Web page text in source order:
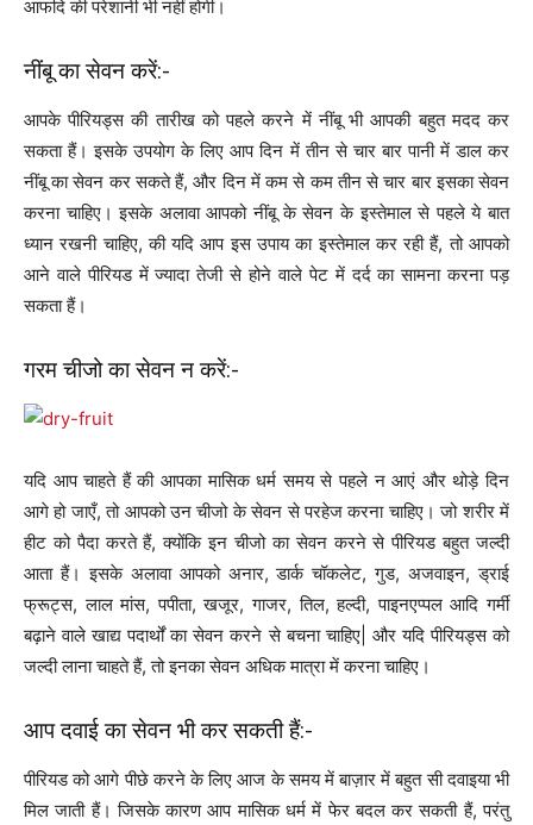
आफदि की परेशानी भी नहीं होगी।
नींबू का सेवन करें:-
आपके पीरियड्स की तारीख को पहले करने में नींबू भी आपकी बहुत मदद कर
सकता हैं। इसके उपयोग के लिए आप दिन में तीन से चार बार पानी में डाल कर
नींबू का सेवन कर सकते हैं, और दिन में कम से कम तीन से चार बार इसका सेवन
करना चाहिए। इसके अलावा आपको नींबू के सेवन के इस्तेमाल से पहले ये बात
ध्यान रखनी चाहिए, की यदि आप इस उपाय का इस्तेमाल कर रही हैं, तो आपको
आने वाले पीरियड में ज्यादा तेजी से होने वाले पेट में दर्द का सामना करना पड़
सकता हैं।
गरम चीजो का सेवन न करें:-
यदि आप चाहते हैं की आपका मासिक धर्म समय से पहले न आएं और थोड़े दिन
आगे हो जाएँ, तो आपको उन चीजो के सेवन से परहेज करना चाहिए। जो शरीर में
हीट को पैदा करते हैं, क्योंकि इन चीजो का सेवन करने से पीरियड बहुत जल्दी
आता हैं। इसके अलावा आपको अनार, डार्क चॉकलेट, गुड, अजवाइन, ड्राई
फ्रूट्स, लाल मांस, पपीता, खजूर, गाजर, तिल, हल्‍दी, पाइनएप्‍पल आदि गर्मी
बढ़ाने वाले खाद्य पदार्थों का सेवन करने से बचना चाहिए| और यदि पीरियड्स को
जल्दी लाना चाहते हैं, तो इनका सेवन अधिक मात्रा में करना चाहिए।
आप दवाई का सेवन भी कर सकती हैं:-
पीरियड को आगे पीछे करने के लिए आज के समय में बाज़ार में बहुत सी दवाइया भी
मिल जाती हैं। जिसके कारण आप मासिक धर्म में फेर बदल कर सकती हैं, परंतु